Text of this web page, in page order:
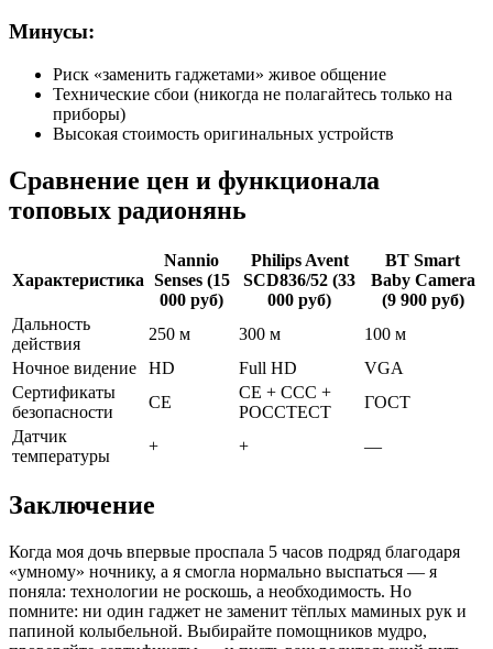
Минусы:
Риск «заменить гаджетами» живое общение
Технические сбои (никогда не полагайтесь только на
приборы)
Высокая стоимость оригинальных устройств
Сравнение цен и функционала
топовых радионянь
Характеристика
Nannio
Senses (15
000 руб)
Philips Avent
SCD836/52 (33
000 руб)
BT Smart
Baby Camera
(9 900 руб)
Дальность
действия
250 м 300 м
100 м
Ночное видение
HD Full HD
VGA
Сертификаты
безопасности
CE
CE + CCC +
РОССТЕСТ
ГОСТ
Датчик
температуры
+ + —
Заключение
Когда моя дочь впервые проспала 5 часов подряд благодаря
«умному» ночнику, а я смогла нормально выспаться — я
поняла: технологии не роскошь, а необходимость. Но
помните: ни один гаджет не заменит тёплых маминых рук и
папиной колыбельной. Выбирайте помощников мудро,